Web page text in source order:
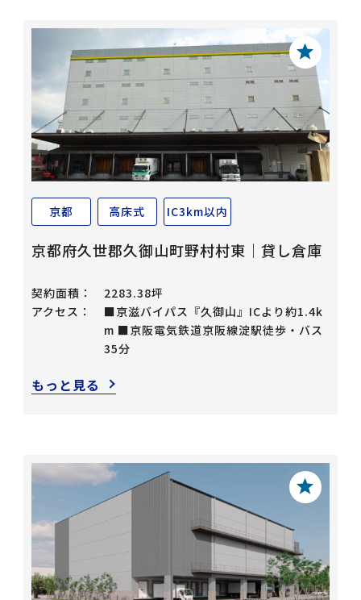
京都 高床式 IC3km以内
京都府久世郡久御山町野村村東｜貸し倉庫
契約面積：
2283.38坪
アクセス：
■京滋バイパス『久御山』ICより約1.4k
m ■京阪電気鉄道京阪線淀駅徒歩・バス
35分
もっと見る